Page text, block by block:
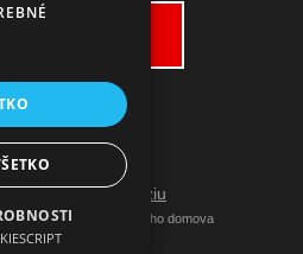
na plnú verziu
z pohodlia vášho domova
eshopy - Atomer.sk